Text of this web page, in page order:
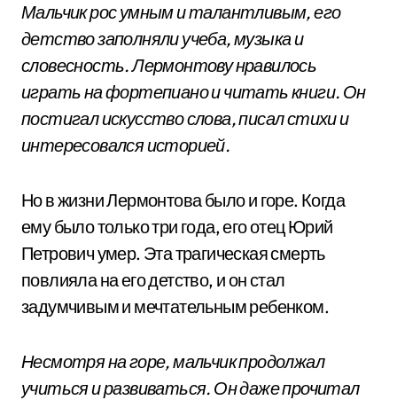
Мальчик рос умным и талантливым, его
детство заполняли учеба, музыка и
словесность. Лермонтову нравилось
играть на фортепиано и читать книги. Он
постигал искусство слова, писал стихи и
интересовался историей.
Но в жизни Лермонтова было и горе. Когда
ему было только три года, его отец Юрий
Петрович умер. Эта трагическая смерть
повлияла на его детство, и он стал
задумчивым и мечтательным ребенком.
Несмотря на горе, мальчик продолжал
учиться и развиваться. Он даже прочитал